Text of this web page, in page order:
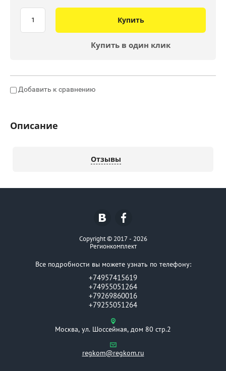
Купить
Купить в один клик
Добавить к сравнению
Описание
Отзывы
Copyright © 2017 - 2026
Регионкомплект
Все подробности вы можете узнать по телефону:
+74957415619
+74955051264
+79269860016
+79255051264
Москва, ул. Шоссейная, дом 80 стр.2
regkom@regkom.ru